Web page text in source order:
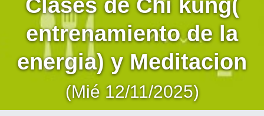
Clases de Chi kung(
entrenamiento de la
energia) y Meditacion
(Mié 12/11/2025)